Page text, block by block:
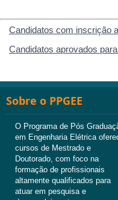
Candidatos com inscrição
Candidatos aprovados
Sobre o PPGEE
O Programa de Pós
em Engenharia Elétrica
cursos de Mestrado e
Doutorado, com foco na
formação de profissionais
altamente qualificados para
atuar em pesquisa e